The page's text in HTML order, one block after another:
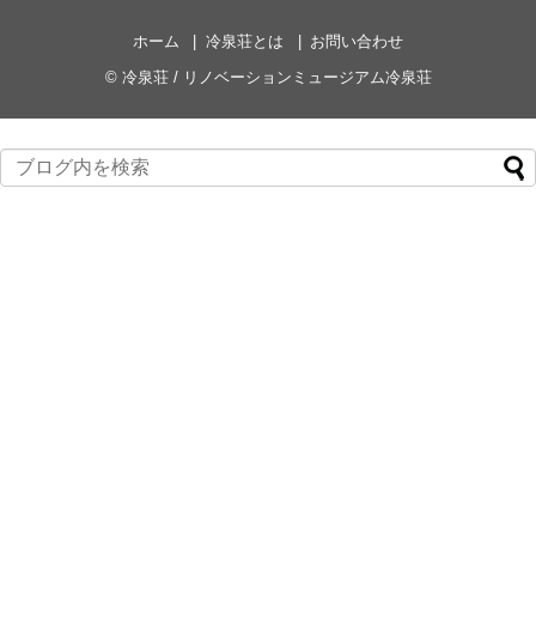
ホーム 冷泉荘とは
お問い合わせ
© 冷泉荘 / リノベーションミュージアム冷泉荘